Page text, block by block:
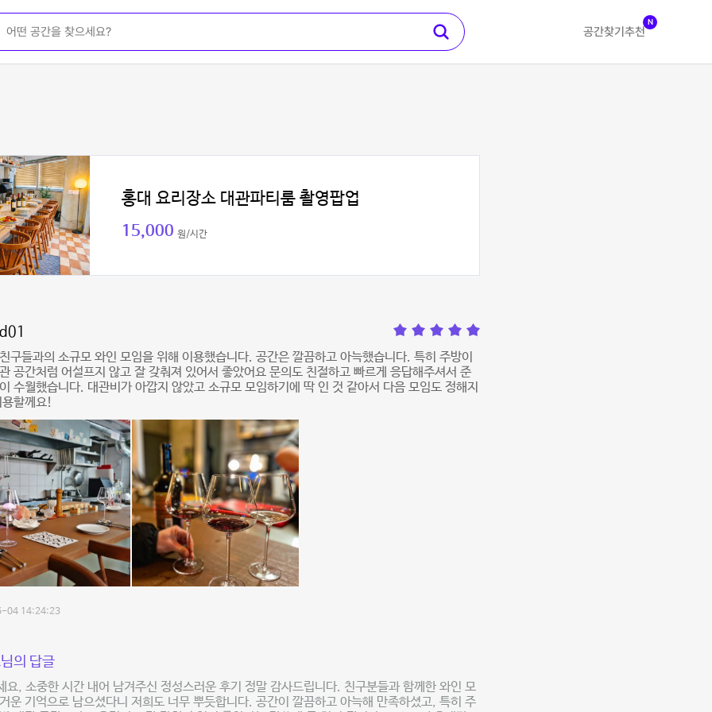
공간찾기 추천
N
홍대 요리장소 대관파티룸 촬영팝업
15,000 원/시간
구들과의 소규모 와인 모임을 위해 이용했습니다. 공간은 깔끔하고 아늑했습니다. 특히 주방이
공간처럼 어설프지 않고 잘 갖춰져 있어서 좋았어요 문의도 친절하고 빠르게 응답해주셔서 준
수월했습니다. 대관비가 아깝지 않았고 소규모 모임하기에 딱 인 것 같아서 다음 모임도 정해지
할께요!
04 14:24:23
의 답글
요, 소중한 시간 내어 남겨주신 정성스러운 후기 정말 감사드립니다. 친구분들과 함께한 와인 모
운 기억으로 남으셨다니 저희도 너무 뿌듯합니다. 공간이 깔끔하고 아늑해 만족하셨고, 특히 주